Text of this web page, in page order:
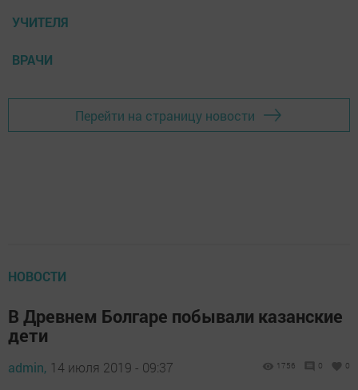
УЧИТЕЛЯ
ВРАЧИ
Перейти на страницу новости
НОВОСТИ
В Древнем Болгаре побывали казанские
дети
admin, 14 июля 2019 - 09:37 1756 0 0